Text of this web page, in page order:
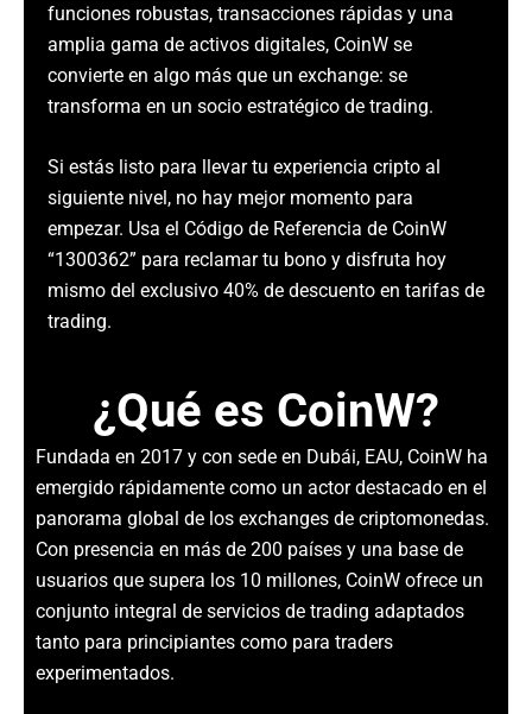
funciones robustas, transacciones rápidas y una
amplia gama de activos digitales, CoinW se
convierte en algo más que un exchange: se
transforma en un socio estratégico de trading.
Si estás listo para llevar tu experiencia cripto al
siguiente nivel, no hay mejor momento para
empezar. Usa el Código de Referencia de CoinW
“1300362” para reclamar tu bono y disfruta hoy
mismo del exclusivo 40% de descuento en tarifas de
trading.
¿Qué es CoinW?
Fundada en 2017 y con sede en Dubái, EAU, CoinW ha
emergido rápidamente como un actor destacado en el
panorama global de los exchanges de criptomonedas.
Con presencia en más de 200 países y una base de
usuarios que supera los 10 millones, CoinW ofrece un
conjunto integral de servicios de trading adaptados
tanto para principiantes como para traders
experimentados.